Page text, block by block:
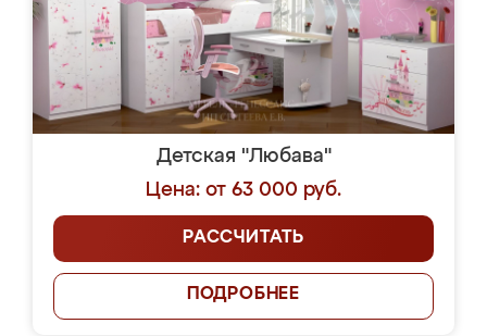
Детская "Любава"
Цена: от 63 000 руб.
РАССЧИТАТЬ
ПОДРОБНЕЕ